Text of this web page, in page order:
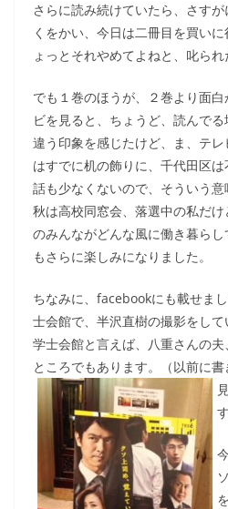
さらに読み続けていたら、さす
くをかい、今日は二冊目を買い
ょっとそれやめてよねと、叱られ
でも１巻のほうが、２巻より面
ビを見ると、ちょうど、読んで
違う印象を感じたけど、ま、テ
はすでに机の飾りに、千代田区
話も少なくないので、そういう意
秋は高校同窓会、落選中の私だ
のみんながどんな風に働き暮ら
もさらに楽しみになりました。
ちなみに、facebookにも載せま
士会館で、半沢直樹の撮影をして
学士会館と言えば、八重さんの
ところでもあります。（以前に書